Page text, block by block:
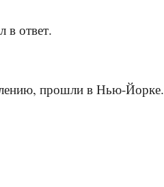
в ответ.
прошли в Нью-Йорке.